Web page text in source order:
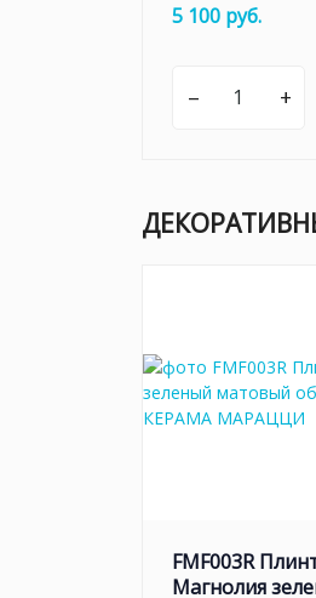
5 100 руб.
– +
FMF003R
Магнолия